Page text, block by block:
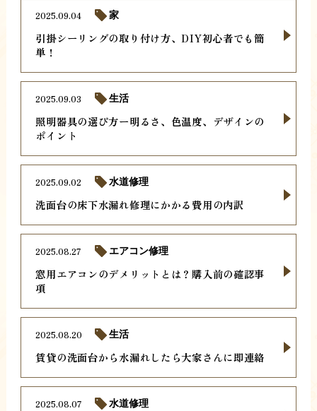
引掛シーリングの取り付け方、DIY初心者でも簡
単！
2025.09.04 家
照明器具の選び方ー明るさ、色温度、デザインの
ポイント
2025.09.03 生活
洗面台の床下水漏れ修理にかかる費用の内訳
2025.09.02 水道修理
窓用エアコンのデメリットとは？購入前の確認事
項
2025.08.27 エアコン修理
賃貸の洗面台から水漏れしたら大家さんに即連絡
2025.08.20 生活
2025.08.07 水道修理